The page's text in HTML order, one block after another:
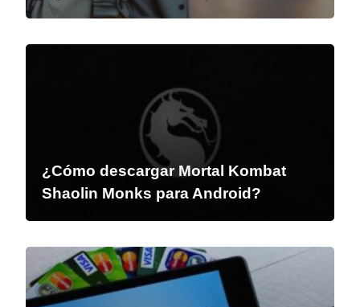
¿Cómo descargar Mortal Kombat
Shaolin Monks para Android?